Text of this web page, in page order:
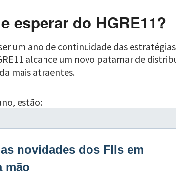
esperar do HGRE11?
um ano de continuidade das
alcance um novo patamar de
mais atraentes.
estão: